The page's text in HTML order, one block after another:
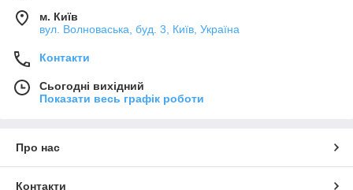
м. Київ
вул. Волноваська, буд. 3, Київ, Україна
Контакти
Сьогодні вихідний
Показати весь графік роботи
Про нас
Контакти